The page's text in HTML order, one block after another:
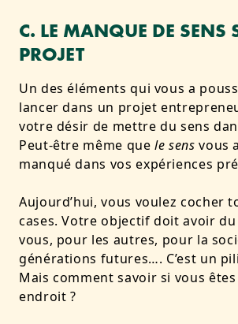
C. LE MANQUE DE SENS
PROJET
Un des éléments qui vous a
lancer dans un projet
votre désir de mettre du sens
Peut-être même quele sens vous
manqué dans vos expériences
Aujourd’hui, vous voulez cocher
cases. Votre objectif doit avoir
vous, pour les autres, pour la
générations futures…. C’est un
Mais comment savoir si vous
endroit ?